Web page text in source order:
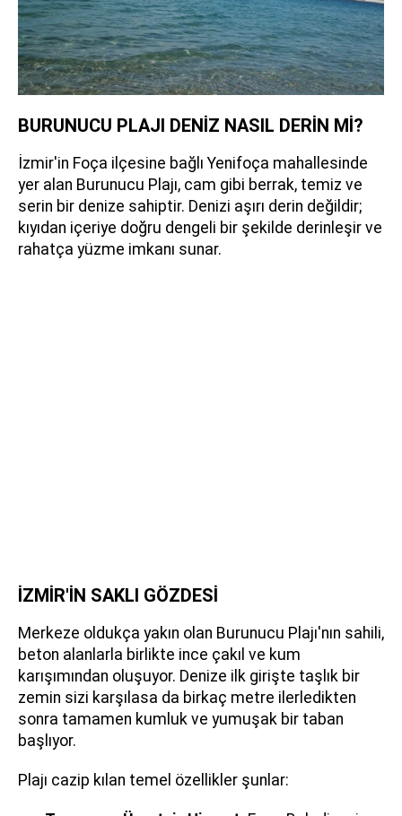
BURUNUCU PLAJI DENİZ NASIL DERİN Mİ?
İzmir'in Foça ilçesine bağlı Yenifoça mahallesinde
yer alan Burunucu Plajı, cam gibi berrak, temiz ve
serin bir denize sahiptir. Denizi aşırı derin değildir;
kıyıdan içeriye doğru dengeli bir şekilde derinleşir ve
rahatça yüzme imkanı sunar.
İZMİR'İN SAKLI GÖZDESİ
Merkeze oldukça yakın olan Burunucu Plajı'nın sahili,
beton alanlarla birlikte ince çakıl ve kum
karışımından oluşuyor. Denize ilk girişte taşlık bir
zemin sizi karşılasa da birkaç metre ilerledikten
sonra tamamen kumluk ve yumuşak bir taban
başlıyor.
Plajı cazip kılan temel özellikler şunlar: